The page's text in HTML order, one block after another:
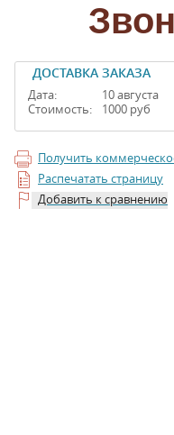
ДОСТАВКА ЗАКАЗА
Дата:
Стоимость:
10 августа
1000 руб
Получить
Распечатать страницу
Добавить к сравнению